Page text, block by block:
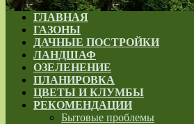
ГЛАВНАЯ
ГАЗОНЫ
ДАЧНЫЕ ПОСТРОЙКИ
ЛАНДШАФ
ОЗЕЛЕНЕНИЕ
ПЛАНИРОВКА
ЦВЕТЫ И КЛУМБЫ
РЕКОМЕНДАЦИИ
Бытовые проблемы